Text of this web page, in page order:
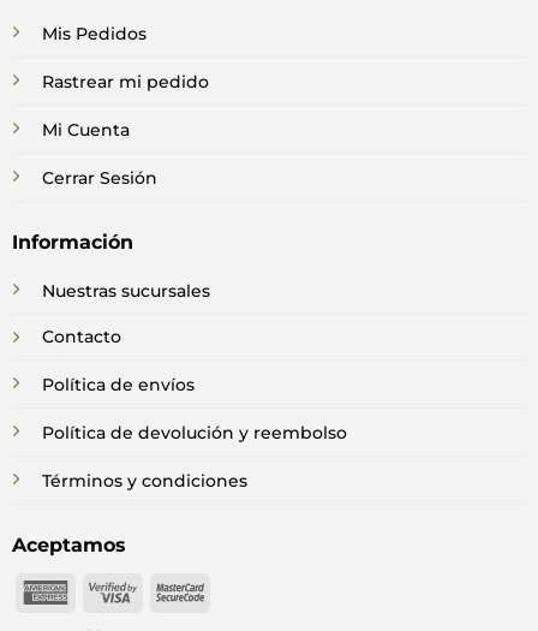
Mis Pedidos
Rastrear mi pedido
Mi Cuenta
Cerrar Sesión
Información
Nuestras sucursales
Contacto
Política de envíos
Política de devolución y reembolso
Términos y condiciones
Aceptamos
American
Visa
MasterCard